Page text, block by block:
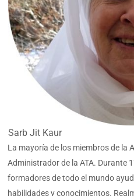
Sarb Jit Kaur
La mayoría de los miembros de la
Administrador de la ATA. Durante
formadores de todo el mundo
habilidades y conocimientos.